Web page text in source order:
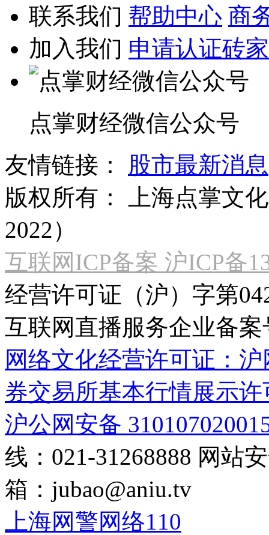
联系我们 帮助中心 商
加入我们 申请认证砖家
点掌财经微信公众号
友情链接：
股市最新消息
版权所有：
上海点掌文
2022）
互联网ICP备案 沪ICP备
经营许可证（沪）字第
互联网直播服务企业备案
网络文化经营许可证：
券交易所基本行情展示许
沪公网安备
线：021-31268888 网站
箱： jubao@aniu.tv
上海网警网络110